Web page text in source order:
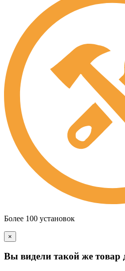
Более 100 установок
×
Вы видели такой же товар